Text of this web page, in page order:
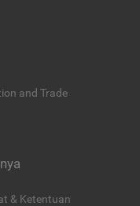
and Trade
& Ketentuan